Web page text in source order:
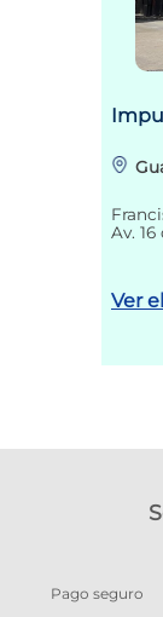
Av.
Ver
Pago seguro